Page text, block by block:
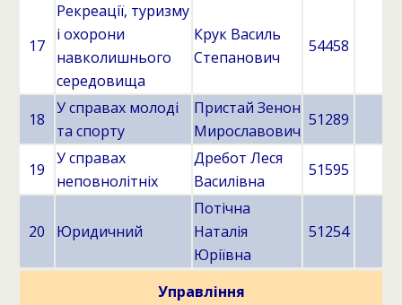
17
Рекреації, туризму
і охорони
навколишнього
середовища
Крук Василь
Степанович
54458
18
У справах молоді
та спорту
Пристай Зенон
Мирославович
51289
19
У справах
неповнолітніх
Дребот Леся
Василівна
51595
20 Юридичний
Потічна
Наталія
Юріївна
51254
Управління